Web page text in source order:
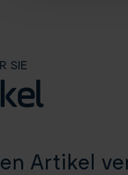
SIE
Artikel